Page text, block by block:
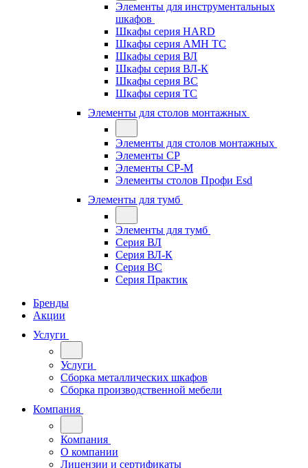
Элементы для инструментальных
шкафов
Шкафы серия HARD
Шкафы серия АМН ТС
Шкафы серия ВЛ
Шкафы серия ВЛ-К
Шкафы серия ВС
Шкафы серия ТС
Элементы для столов монтажных
Элементы для столов монтажных
Элементы СР
Элементы СР-М
Элементы столов Профи Esd
Элементы для тумб
Элементы для тумб
Серия ВЛ
Серия ВЛ-К
Серия ВС
Серия Практик
Бренды
Акции
Услуги
Услуги
Сборка металлических шкафов
Сборка производственной мебели
Компания
Компания
О компании
Лицензии и сертификаты